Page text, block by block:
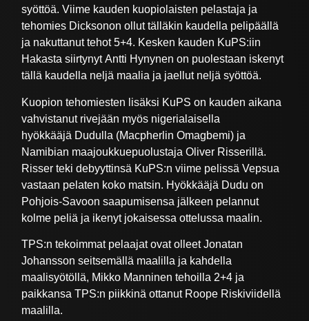
syöttöä. Viime kauden kuopiolaisten pelastaja ja
tehomies Dicksonon ollut tälläkin kaudella pelipäällä
ja nakuttanut tehot 5+4. Kesken kauden KuPS:iin
Hakasta siirtynyt Antti Hynynen on puolestaan iskenyt
tällä kaudella neljä maalia ja jaellut neljä syöttöä.
Kuopion tehomiesten lisäksi KuPS on kauden aikana
vahvistanut rivejään myös nigerialaisella
hyökkääjä Dudulla (Macpherlin Omagbemi) ja
Namibian maajoukkuepuolustaja Oliver Risserillä.
Risser teki debyyttinsä KuPS:n viime pelissä Vepsua
vastaan pelaten koko matsin. Hyökkääjä Dudu on
Pohjois-Savoon saapumisensa jälkeen pelannut
kolme peliä ja ikenyt jokaisessa ottelussa maalin.
TPS:n tekoimmat pelaajat ovat olleet Jonatan
Johansson seitsemällä maalilla ja kahdella
maalisyötöllä, Mikko Manninen tehoilla 2+4 ja
paikkansa TPS:n piikkinä ottanut Roope Riskiviidellä
maalilla.